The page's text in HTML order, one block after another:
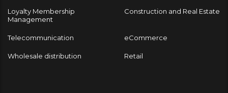
Loyalty Membership
Management
Construction and Real Estate
Telecommunication eCommerce
Wholesale distribution Retail